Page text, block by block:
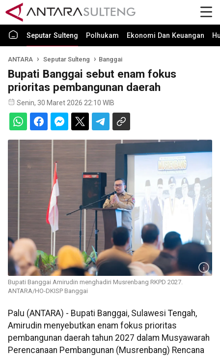
Seputar Sulteng Polhukam Ekonomi Dan Keuangan
ANTARA Seputar Sulteng Banggai
Bupati Banggai sebut enam fokus
prioritas pembangunan daerah
Senin, 30 Maret 2026 22:10 WIB
Bupati Banggai Amirudin menghadiri Musrenbang RKPD 2027.
ANTARA/HO-DKISP Banggai
Palu (ANTARA) - Bupati Banggai, Sulawesi Tengah,
Amirudin menyebutkan enam fokus prioritas
pembangunan daerah tahun 2027 dalam Musyawarah
Perencanaan Pembangunan (Musrenbang) Rencana